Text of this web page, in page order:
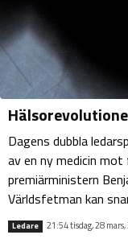
Dagens dubbla
av en ny medicin
premiärministern
Världsfetman kan
Ledare 21:54 tisdag, 28 mars,